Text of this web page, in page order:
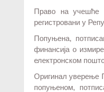
Право на учешће
регистровани у
Попуњена,
финансија о
електронском
Оригинал уверење
попуњеном,